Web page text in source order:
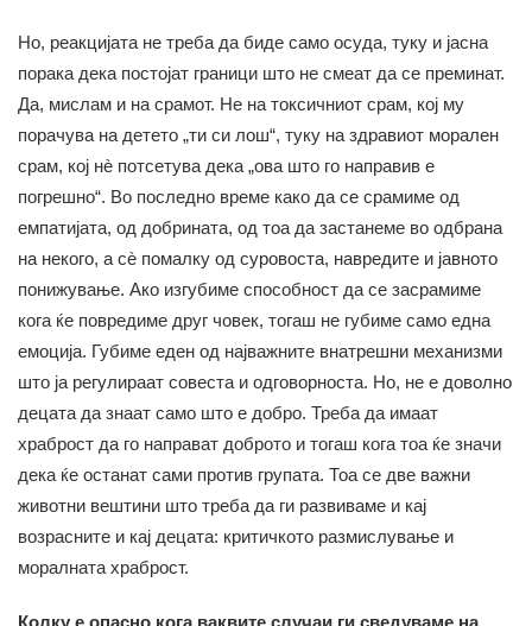
Но, реакцијата не треба да биде само осуда, туку и јасна
порака дека постојат граници што не смеат да се преминат.
Да, мислам и на срамот. Не на токсичниот срам, кој му
порачува на детето „ти си лош“, туку на здравиот морален
срам, кој нè потсетува дека „ова што го направив е
погрешно“. Во последно време како да се срамиме од
емпатијата, од добрината, од тоа да застанеме во одбрана
на некого, а сè помалку од суровоста, навредите и јавното
понижување. Ако изгубиме способност да се засрамиме
кога ќе повредиме друг човек, тогаш не губиме само една
емоција. Губиме еден од најважните внатрешни механизми
што ја регулираат совеста и одговорноста. Но, не е доволно
децата да знаат само што е добро. Треба да имаат
храброст да го направат доброто и тогаш кога тоа ќе значи
дека ќе останат сами против групата. Тоа се две важни
животни вештини што треба да ги развиваме и кај
возрасните и кај децата: критичкото размислување и
моралната храброст.